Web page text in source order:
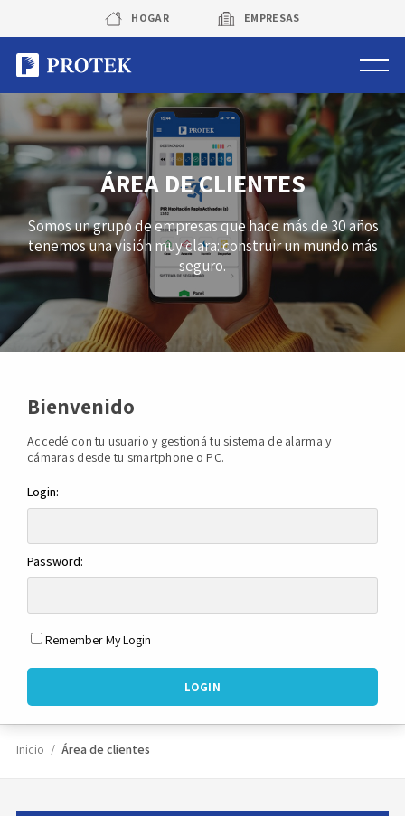
content
HOGAR EMPRESAS
Sistema de alarmas
Sistema de cámaras
Rastreo vehicular GPS
Protek Personas
Corredora de seguros
Novedades
Contacto
ÁREA DE CLIENTES
Somos un grupo de empresas que hace más de 30 años
tenemos una visión muy clara: construir un mundo más
seguro.
Bienvenido
Accedé con tu usuario y gestioná tu sistema de alarma y
cámaras desde tu smartphone o PC.
Login:
Password:
Remember My Login
Inicio Área de clientes